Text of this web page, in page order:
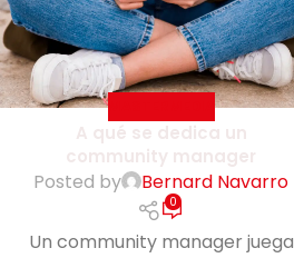
MASTERMEDIA
Posted by Bernard Navarro
0
Un community manager juega